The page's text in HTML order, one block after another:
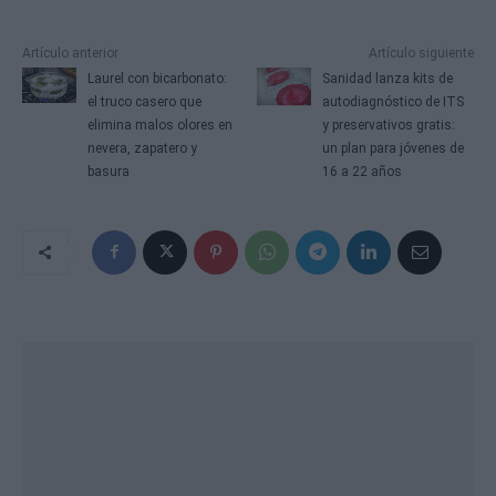
Artículo anterior
Laurel con bicarbonato:
el truco casero que
elimina malos olores en
nevera, zapatero y
basura
Artículo siguiente
Sanidad lanza kits de
autodiagnóstico de ITS
y preservativos gratis:
un plan para jóvenes de
16 a 22 años